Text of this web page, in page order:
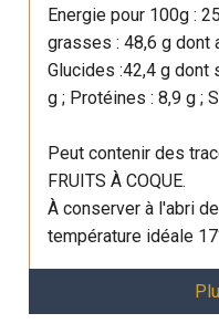
Energie pour 100g :
grasses : 48,6 g dont
Glucides :42,4 g dont
g ; Protéines : 8,9 g ;
Peut contenir des
FRUITS À COQUE.
À conserver à l'abri
température idéale